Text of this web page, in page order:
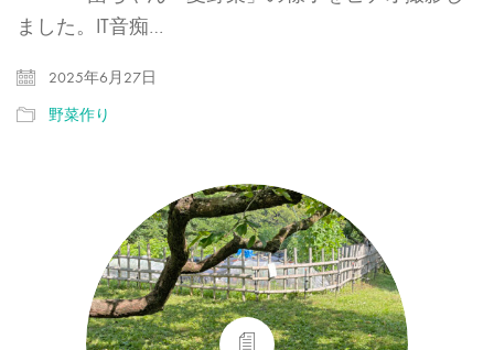
ました。IT音痴…
2025年6月27日
野菜作り